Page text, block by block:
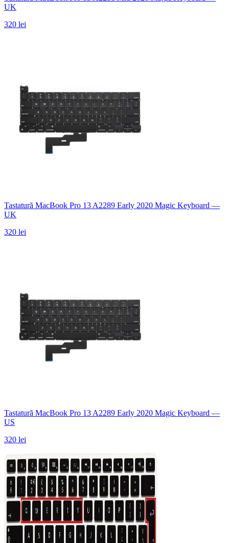
UK
320 lei
Tastatură MacBook Pro 13 A2289 Early 2020 Magic Keyboard —
UK
320 lei
Tastatură MacBook Pro 13 A2289 Early 2020 Magic Keyboard —
US
320 lei